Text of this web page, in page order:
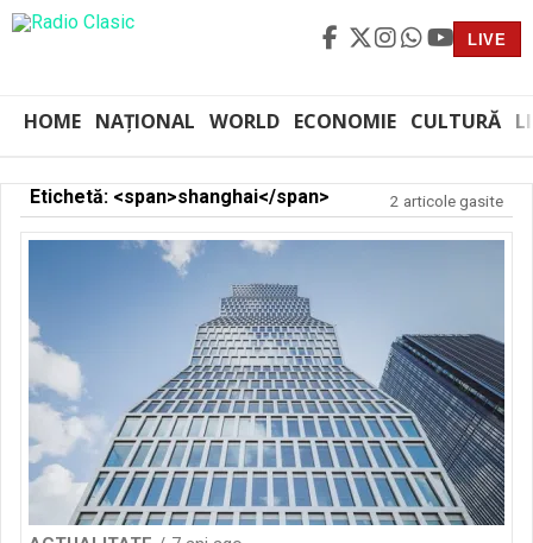
LIVE
HOME NAȚIONAL WORLD ECONOMIE CULTURĂ
Etichetă: <span>shanghai</span> 2 articole gasite